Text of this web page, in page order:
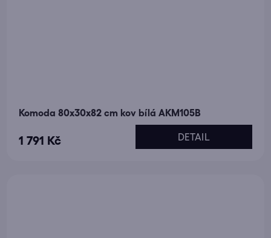
Komoda 80x30x82 cm kov bílá AKM105B
1 791 Kč DETAIL